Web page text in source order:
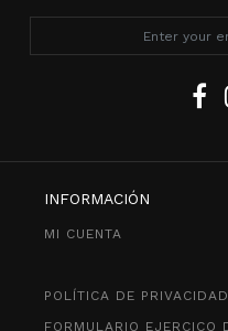
INFORMACIÓN
MI CUENTA
POLÍTICA DE PRIVACIDAD
FORMULARIO EJERCICO